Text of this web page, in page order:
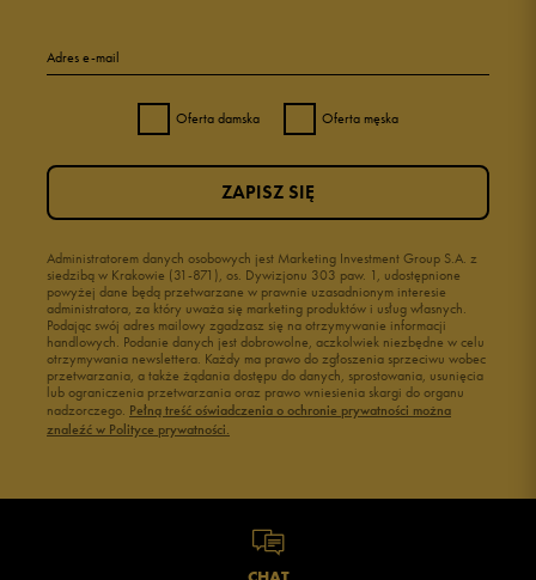
Adres e-mail
Oferta damska Oferta męska
Administratorem danych osobowych jest Marketing Investment Group S.A. z
siedzibą w Krakowie (31-871), os. Dywizjonu 303 paw. 1, udostępnione
powyżej dane będą przetwarzane w prawnie uzasadnionym interesie
administratora, za który uważa się marketing produktów i usług własnych.
Podając swój adres mailowy zgadzasz się na otrzymywanie informacji
handlowych. Podanie danych jest dobrowolne, aczkolwiek niezbędne w celu
otrzymywania newslettera. Każdy ma prawo do zgłoszenia sprzeciwu wobec
przetwarzania, a także żądania dostępu do danych, sprostowania, usunięcia
lub ograniczenia przetwarzania oraz prawo wniesienia skargi do organu
nadzorczego. Pełną treść oświadczenia o ochronie prywatności można
znaleźć w Polityce prywatności.
ZAPISZ SIĘ